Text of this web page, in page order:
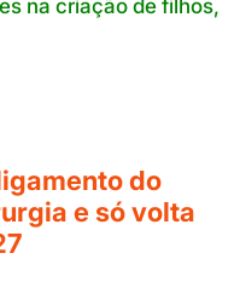
na criação de filhos,
do
e só volta